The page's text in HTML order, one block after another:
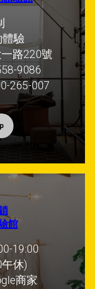
驗
路220號
9086
265-007
館
19:00
休)
商家